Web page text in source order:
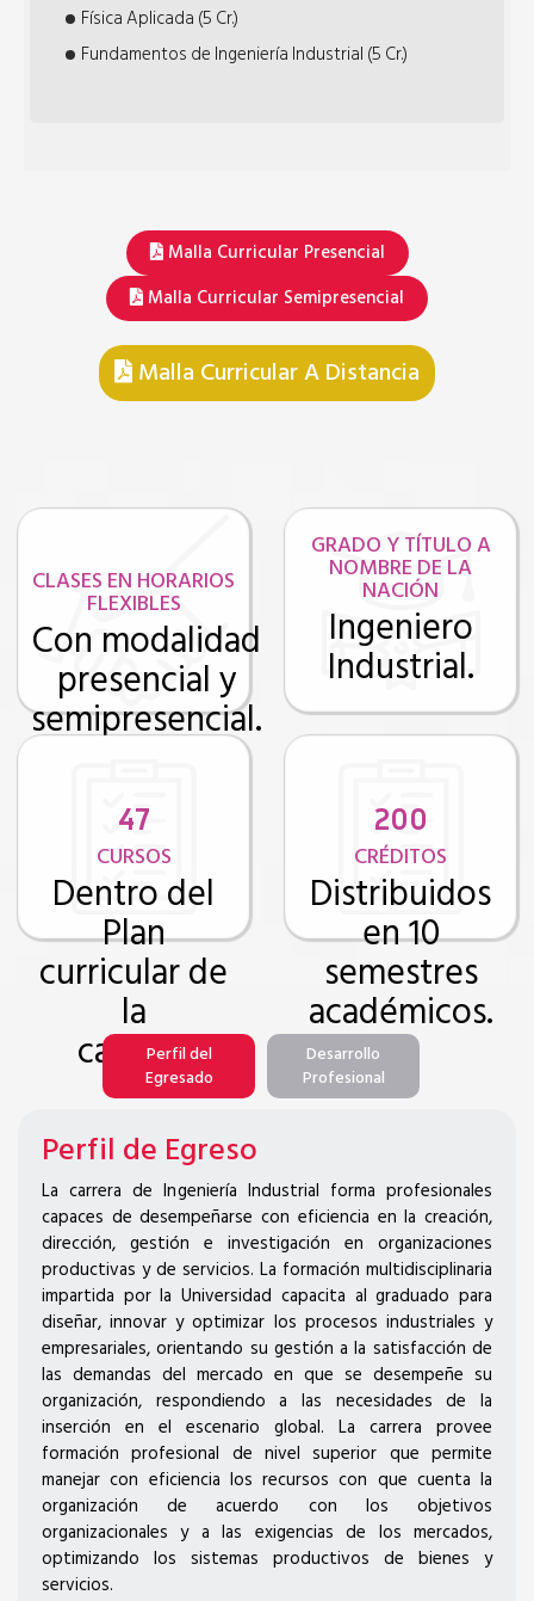
Física Aplicada (5 Cr.)
Fundamentos de Ingeniería Industrial (5 Cr.)
Malla Curricular Presencial
Malla Curricular Semipresencial
Malla Curricular A Distancia
CLASES EN HORARIOS
FLEXIBLES
Con modalidad
presencial y
semipresencial.
GRADO Y TÍTULO A
NOMBRE DE LA
NACIÓN
Ingeniero
Industrial.
47
CURSOS
Dentro del
Plan
curricular de
la
carrera.
200
CRÉDITOS
Distribuidos
en 10
semestres
académicos.
Perfil del
Egresado
Desarrollo
Profesional
Perfil de Egreso
La carrera de Ingeniería Industrial forma profesionales
capaces de desempeñarse con eficiencia en la creación,
dirección, gestión e investigación en organizaciones
productivas y de servicios. La formación multidisciplinaria
impartida por la Universidad capacita al graduado para
diseñar, innovar y optimizar los procesos industriales y
empresariales, orientando su gestión a la satisfacción de
las demandas del mercado en que se desempeñe su
organización, respondiendo a las necesidades de la
inserción en el escenario global. La carrera provee
formación profesional de nivel superior que permite
manejar con eficiencia los recursos con que cuenta la
organización de acuerdo con los objetivos
organizacionales y a las exigencias de los mercados,
optimizando los sistemas productivos de bienes y
servicios.